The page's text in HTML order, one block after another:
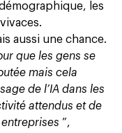
les
aussi une chance.
que les gens se
mais cela
de l’IA dans les
attendus et de
”,